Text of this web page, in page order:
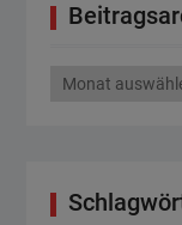
Beitragsarchiv